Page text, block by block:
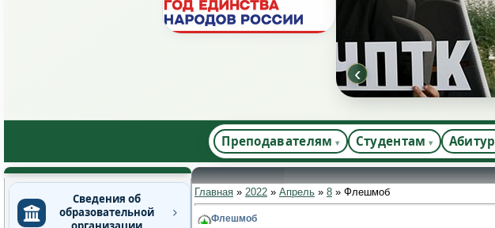
‹
Преподавателям Студентам
Сведения об
образовательной
Главная » 2022 » Апрель » 8 » Флешмоб
Флешмоб